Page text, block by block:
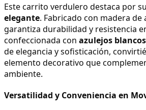
Este carrito verdulero destaca por su
elegante. Fabricado con madera de
garantiza durabilidad y resistencia
confeccionada con azulejos blancos
de elegancia y sofisticación,
elemento decorativo que
ambiente.
Versatilidad y Conveniencia en